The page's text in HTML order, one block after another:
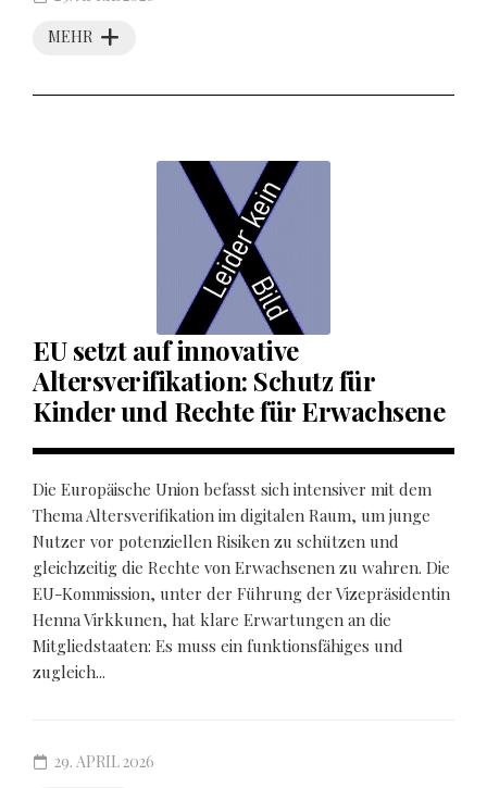
MEHR
EU setzt auf innovative
Altersverifikation: Schutz für
Kinder und Rechte für Erwachsene
Die Europäische Union befasst sich intensiver mit dem
Thema Altersverifikation im digitalen Raum, um junge
Nutzer vor potenziellen Risiken zu schützen und
gleichzeitig die Rechte von Erwachsenen zu wahren. Die
EU-Kommission, unter der Führung der Vizepräsidentin
Henna Virkkunen, hat klare Erwartungen an die
Mitgliedstaaten: Es muss ein funktionsfähiges und
zugleich...
29. APRIL 2026